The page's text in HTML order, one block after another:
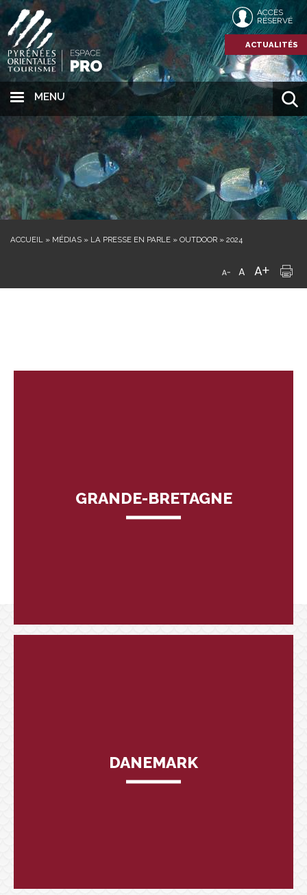
MENU
ACCÈS
RÉSERVÉ
ACTUALITÉS
ACCUEIL » MÉDIAS » LA PRESSE EN PARLE » OUTDOOR » 2024
GRANDE-BRETAGNE
DANEMARK